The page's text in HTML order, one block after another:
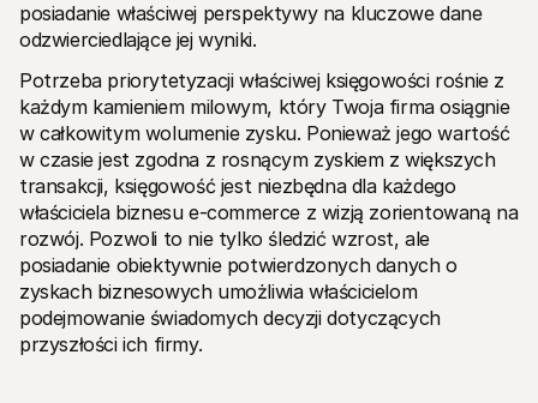
posiadanie właściwej perspektywy na kluczowe dane
odzwierciedlające jej wyniki.
Potrzeba priorytetyzacji właściwej księgowości rośnie z
każdym kamieniem milowym, który Twoja firma osiągnie
w całkowitym wolumenie zysku. Ponieważ jego wartość
w czasie jest zgodna z rosnącym zyskiem z większych
transakcji, księgowość jest niezbędna dla każdego
właściciela biznesu e-commerce z wizją zorientowaną na
rozwój. Pozwoli to nie tylko śledzić wzrost, ale
posiadanie obiektywnie potwierdzonych danych o
zyskach biznesowych umożliwia właścicielom
podejmowanie świadomych decyzji dotyczących
przyszłości ich firmy.